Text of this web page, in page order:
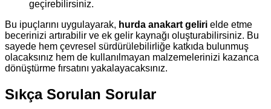
geçirebilirsiniz.
Bu ipuçlarını uygulayarak, hurda anakart geliri elde etme
becerinizi artırabilir ve ek gelir kaynağı oluşturabilirsiniz. Bu
sayede hem çevresel sürdürülebilirliğe katkıda bulunmuş
olacaksınız hem de kullanılmayan malzemelerinizi kazanca
dönüştürme fırsatını yakalayacaksınız.
Sıkça Sorulan Sorular